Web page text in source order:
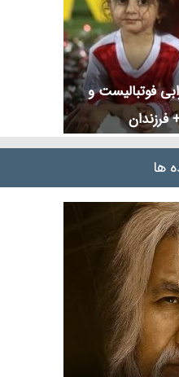
فوتبالیست و
ها